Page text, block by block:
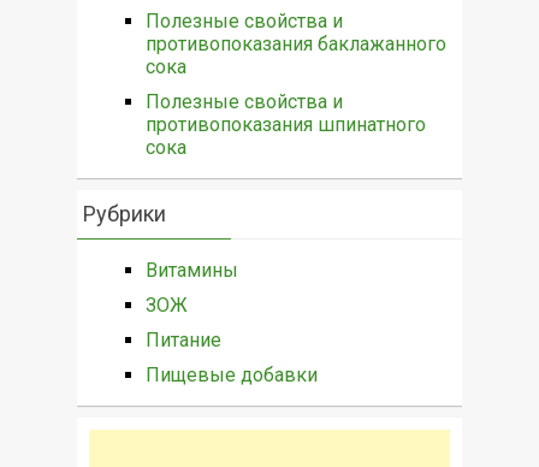
Полезные свойства и
противопоказания баклажанного
сока
Полезные свойства и
противопоказания шпинатного
сока
Рубрики
Витамины
ЗОЖ
Питание
Пищевые добавки